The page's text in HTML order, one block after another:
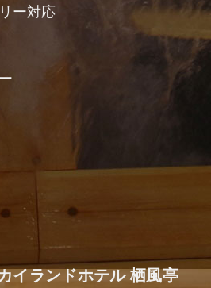
ー対応
イランドホテル 栖風亭